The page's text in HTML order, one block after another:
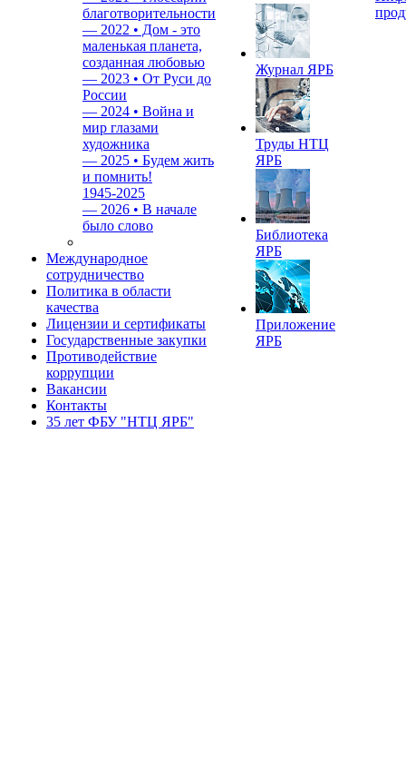
благотворительности
— 2022 • Дом - это
маленькая планета,
созданная любовью
— 2023 • От Руси до
России
— 2024 • Война и
мир глазами
художника
— 2025 • Будем жить
и помнить!
1945-2025
— 2026 • В начале
было слово
Международное
сотрудничество
Политика в области
качества
Лицензии и сертификаты
Государственные закупки
Противодействие
коррупции
Вакансии
Контакты
35 лет ФБУ "НТЦ ЯРБ"
Журнал ЯРБ
Труды НТЦ
ЯРБ
Библиотека
ЯРБ
Приложение
ЯРБ